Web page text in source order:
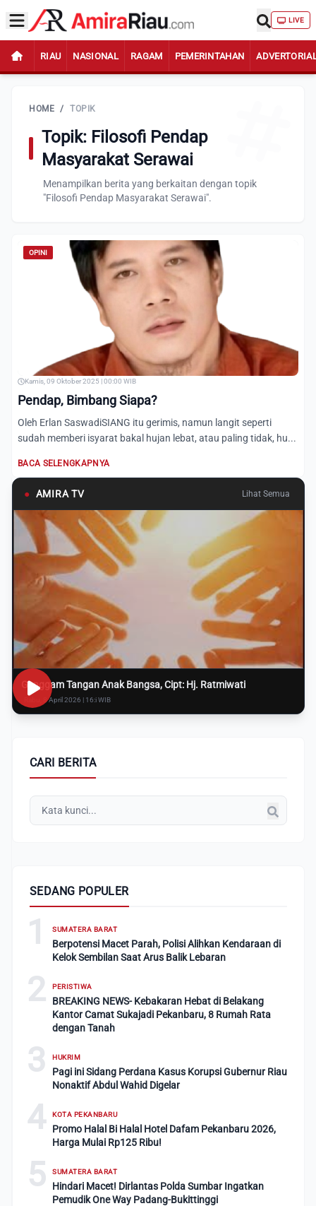
LIVE
RIAU NASIONAL RAGAM PEMERINTAHAN
HOME / TOPIK
Topik: Filosofi Pendap
Masyarakat Serawai
Menampilkan berita yang berkaitan dengan topik
"Filosofi Pendap Masyarakat Serawai".
OPINI
Kamis, 09 Oktober 2025 | 00:00 WIB
Pendap, Bimbang Siapa?
Oleh Erlan SaswadiSIANG itu gerimis, namun langit seperti
sudah memberi isyarat bakal hujan lebat, atau paling tidak, hu...
BACA SELENGKAPNYA
● AMIRA TV Lihat Semua
Genggam Tangan Anak Bangsa, Cipt: Hj. Ratmiwati
Rabu, 8 April 2026 | 16:i WIB
CARI BERITA
SEDANG POPULER
1 SUMATERA BARAT
Berpotensi Macet Parah, Polisi Alihkan Kendaraan di
Kelok Sembilan Saat Arus Balik Lebaran
2 PERISTIWA
BREAKING NEWS- Kebakaran Hebat di Belakang
Kantor Camat Sukajadi Pekanbaru, 8 Rumah Rata
dengan Tanah
3 HUKRIM
Pagi ini Sidang Perdana Kasus Korupsi Gubernur Riau
Nonaktif Abdul Wahid Digelar
4 KOTA PEKANBARU
Promo Halal Bi Halal Hotel Dafam Pekanbaru 2026,
Harga Mulai Rp125 Ribu!
5 SUMATERA BARAT
Hindari Macet! Dirlantas Polda Sumbar Ingatkan
Pemudik One Way Padang-Bukittinggi